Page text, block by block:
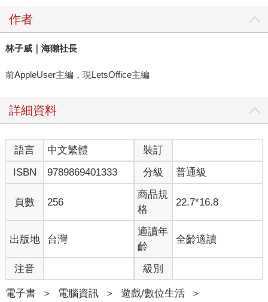
作者
林子威｜海獺社長
前AppleUser主編，現LetsOffice主編
詳細資料
語言 中文繁體
裝訂
ISBN
9789869401333 分級 普通級
頁數 256
商品規
格
22.7*16.8
出版地 台灣
適讀年
齡
全齡適讀
注音 級別
電子書 ＞ 電腦資訊 ＞ 遊戲/數位生活
＞